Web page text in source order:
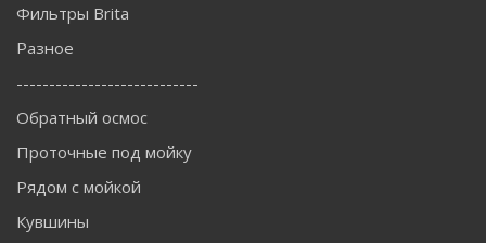
Фильтры Brita
Разное
----------------------------
Обратный осмос
Проточные под мойку
Рядом с мойкой
Кувшины